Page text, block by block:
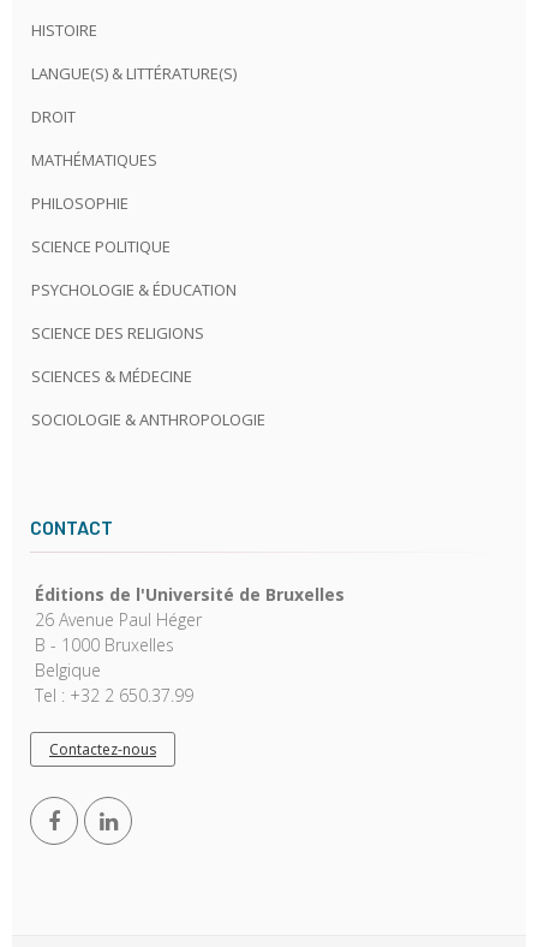
HISTOIRE
LANGUE(S) & LITTÉRATURE(S)
DROIT
MATHÉMATIQUES
PHILOSOPHIE
SCIENCE POLITIQUE
PSYCHOLOGIE & ÉDUCATION
SCIENCE DES RELIGIONS
SCIENCES & MÉDECINE
SOCIOLOGIE & ANTHROPOLOGIE
CONTACT
Éditions de l'Université de Bruxelles
26 Avenue Paul Héger
B - 1000 Bruxelles
Belgique
Tel : +32 2 650.37.99
Contactez-nous